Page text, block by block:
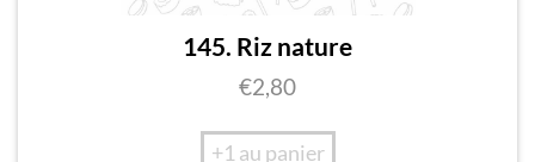
145. Riz nature
€2,80
+1 au panier